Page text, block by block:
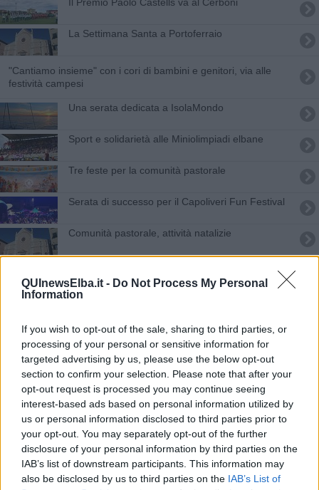
QUInewsElba.it - Do Not Process My Personal
Information
If you wish to opt-out of the sale, sharing to third parties, or
processing of your personal or sensitive information for
targeted advertising by us, please use the below opt-out
section to confirm your selection. Please note that after your
opt-out request is processed you may continue seeing
interest-based ads based on personal information utilized by
us or personal information disclosed to third parties prior to
your opt-out. You may separately opt-out of the further
disclosure of your personal information by third parties on the
IAB’s list of downstream participants. This information may
also be disclosed by us to third parties on the IAB’s List of
La Settimana Santa a Portoferraio
"Cantiamo insieme" con i cori di bambini e genitori, via alle
festività campesi
Una serata dedicata a IsolaMondo
Sport e solidarietà alle Miniolimpiadi elbane
Tre feste per la comunità pastorale
Serata di successo per il Capoliveri Fun Festival
Comunità pastorale, attività natalizie
​Hilsenrath e le 9 omotipie tra Nazismo, Sionismo
Magia del simbolismo "Sabba" in mostra
Verso il Natale, gli appuntamenti religiosi
Comunità pastorale, prossime iniziative
Tutti i nomi della lista di Anna Bulgaresi
Fazio resta qua, il grido dei ragazzi
Eventi e manifestazioni per il 2014 nel comune di